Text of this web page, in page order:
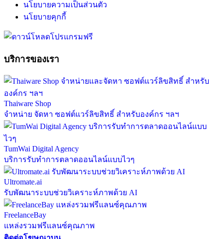
นโยบายความเป็นส่วนตัว
นโยบายคุกกี้
บริการของเรา
Thaiware Shop
จำหน่าย จัดหา ซอฟต์แวร์ลิขสิทธิ์ สำหรับองค์กร ฯลฯ
TumWai Digital Agency
บริการรับทำการตลาดออนไลน์แบบไวๆ
Ultromate.ai
รับพัฒนาระบบช่วยวิเคราะห์ภาพด้วย AI
FreelanceBay
แหล่งรวมฟรีแลนซ์คุณภาพ